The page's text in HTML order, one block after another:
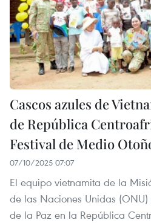
Cascos azules de
de República
Festival de Medio
07/10/2025 07:07
El equipo vietnamita de la
de las Naciones Unidas
de la Paz en la República